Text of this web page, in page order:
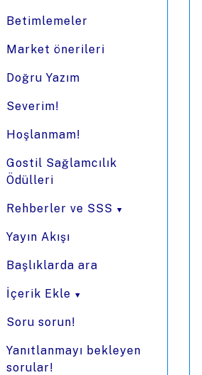
Betimlemeler
Market önerileri
Doğru Yazım
Severim!
Hoşlanmam!
Gostil Sağlamcılık
Ödülleri
Rehberler ve SSS
Yayın Akışı
Başlıklarda ara
İçerik Ekle
Soru sorun!
Yanıtlanmayı bekleyen
sorular!